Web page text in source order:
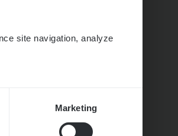
site navigation, analyze
Marketing